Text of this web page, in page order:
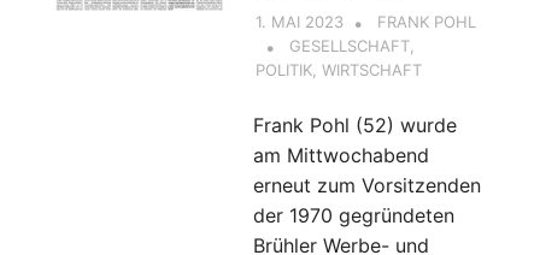
1. MAI 2023
FRANK POHL
GESELLSCHAFT
POLITIK ,WIRTSCHAFT
Frank Pohl (52) wurde
am Mittwochabend
erneut zum Vorsitzenden
der 1970 gegründeten
Brühler Werbe- und